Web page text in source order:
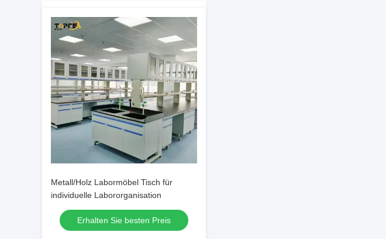
Metall/Holz Labormöbel Tisch für
individuelle Labororganisation
Erhalten Sie besten Preis